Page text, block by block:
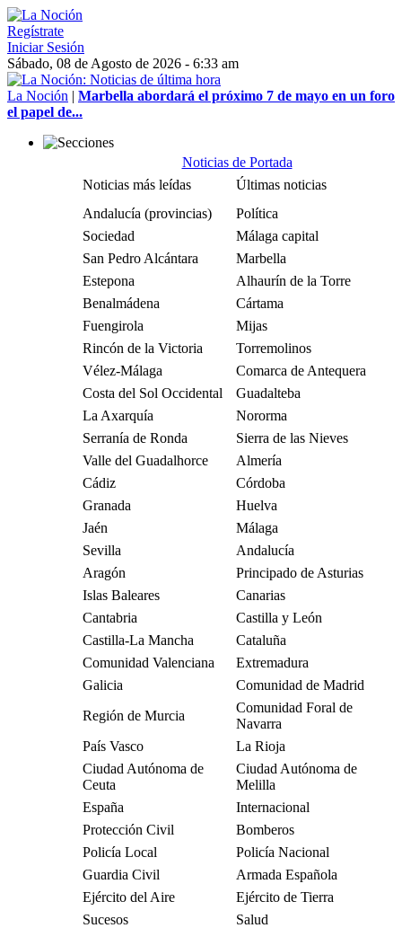
Regístrate
Iniciar Sesión
Sábado, 08 de Agosto de 2026 - 6:33 am
La Noción | Marbella abordará el próximo 7 de mayo en un foro
el papel de...
Noticias de Portada
Noticias más leídas
Últimas noticias
Andalucía (provincias)
Política
Sociedad
Málaga capital
San Pedro Alcántara
Marbella
Estepona
Alhaurín de la Torre
Benalmádena
Cártama
Fuengirola
Mijas
Rincón de la Victoria
Torremolinos
Vélez-Málaga
Comarca de Antequera
Costa del Sol Occidental
Guadalteba
La Axarquía
Nororma
Serranía de Ronda
Sierra de las Nieves
Valle del Guadalhorce
Almería
Cádiz
Córdoba
Granada
Huelva
Jaén
Málaga
Sevilla
Andalucía
Aragón
Principado de Asturias
Islas Baleares
Canarias
Cantabria
Castilla y León
Castilla-La Mancha
Cataluña
Comunidad Valenciana
Extremadura
Galicia
Comunidad de Madrid
Región de Murcia
Comunidad Foral de
Navarra
País Vasco
La Rioja
Ciudad Autónoma de
Ceuta
Ciudad Autónoma de
Melilla
España
Internacional
Protección Civil
Bomberos
Policía Local
Policía Nacional
Guardia Civil
Armada Española
Ejército del Aire
Ejército de Tierra
Sucesos
Salud